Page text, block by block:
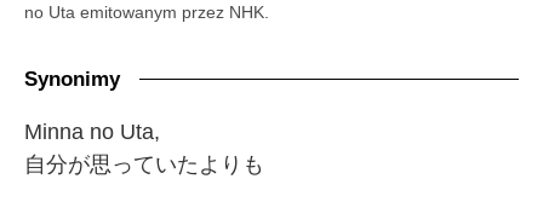
no Uta emitowanym przez NHK.
Synonimy
Minna no Uta,
自分が思っていたよりも